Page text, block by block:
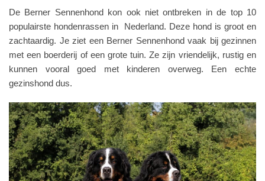
De Berner Sennenhond kon ook niet ontbreken in de top 10
populairste hondenrassen in Nederland. Deze hond is groot en
zachtaardig. Je ziet een Berner Sennenhond vaak bij gezinnen
met een boerderij of een grote tuin. Ze zijn vriendelijk, rustig en
kunnen vooral goed met kinderen overweg. Een echte
gezinshond dus.